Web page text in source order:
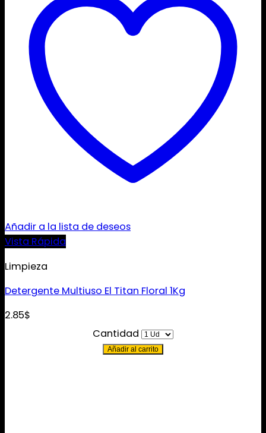
Añadir a la lista de deseos
Vista Rápida
Limpieza
Detergente Multiuso El Titan Floral 1Kg
2.85$
Cantidad
Añadir al carrito